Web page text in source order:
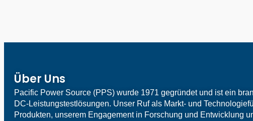
Über Uns
Pacific Power Source (PPS) wurde 1971 gegründet und ist ein
DC-Leistungstestlösungen. Unser Ruf als Markt- und
Produkten, unserem Engagement in Forschung und Entwicklung